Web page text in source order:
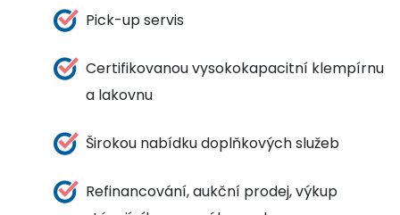
Pick-up servis
Certifikovanou vysokokapacitní klempírnu
a lakovnu
Širokou nabídku doplňkových služeb
Refinancování, aukční prodej, výkup